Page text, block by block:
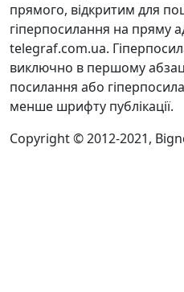
прямого, відкритим для
гіперпосилання на пряму
telegraf.com.ua.
виключно в першому
посилання або
менше шрифту публікації.
Copyright © 2012-2021,